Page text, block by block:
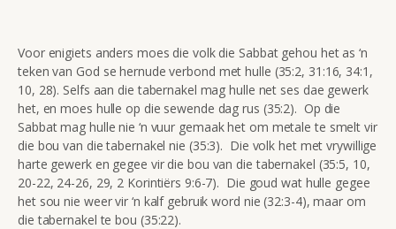
Voor enigiets anders moes die volk die Sabbat gehou het as ‘n
teken van God se hernude verbond met hulle (35:2, 31:16, 34:1,
10, 28). Selfs aan die tabernakel mag hulle net ses dae gewerk
het, en moes hulle op die sewende dag rus (35:2). Op die
Sabbat mag hulle nie ‘n vuur gemaak het om metale te smelt vir
die bou van die tabernakel nie (35:3). Die volk het met vrywillige
harte gewerk en gegee vir die bou van die tabernakel (35:5, 10,
20-22, 24-26, 29, 2 Korintiërs 9:6-7). Die goud wat hulle gegee
het sou nie weer vir ‘n kalf gebruik word nie (32:3-4), maar om
die tabernakel te bou (35:22).